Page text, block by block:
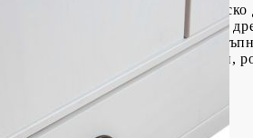
да се превърне в
и е много здрав. Шкафът за
организирани и на
за окачване на